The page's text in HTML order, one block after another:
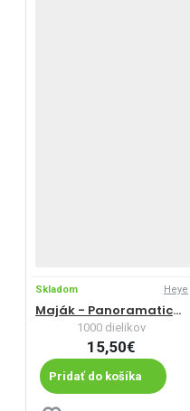
Skladom Heye
Maják - Panoramatické puzzle
1000 dielikov
15,50€
Pridať do košíka